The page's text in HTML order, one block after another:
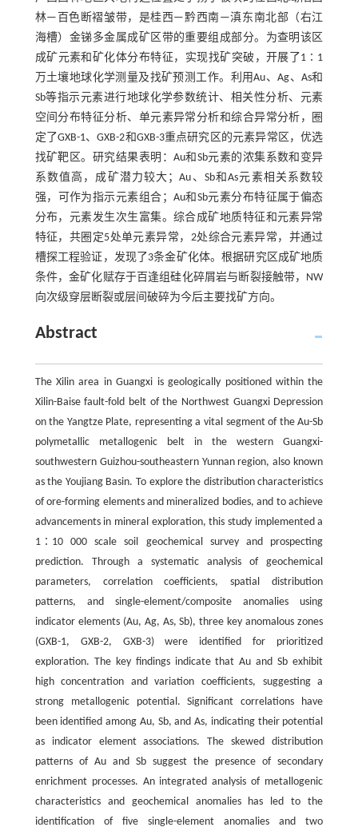
林—百色断褶皱带，是桂西—黔西南—滇东南北部（右江
海槽）金锑多金属成矿区带的重要组成部分。为查明该区
成矿元素和矿化体分布特征，实现找矿突破，开展了1∶1
万土壤地球化学测量及找矿预测工作。利用Au、Ag、As和
Sb等指示元素进行地球化学参数统计、相关性分析、元素
空间分布特征分析、单元素异常分析和综合异常分析，圈
定了GXB-1、GXB-2和GXB-3重点研究区的元素异常区，优选
找矿靶区。研究结果表明：Au和Sb元素的浓集系数和变异
系数值高，成矿潜力较大；Au、Sb和As元素相关系数较
强，可作为指示元素组合；Au和Sb元素分布特征属于偏态
分布，元素发生次生富集。综合成矿地质特征和元素异常
特征，共圈定5处单元素异常，2处综合元素异常，并通过
槽探工程验证，发现了3条金矿化体。根据研究区成矿地质
条件，金矿化赋存于百逢组硅化碎屑岩与断裂接触带，NW
向次级穿层断裂或层间破碎为今后主要找矿方向。
Abstract
The Xilin area in Guangxi is geologically positioned within the
Xilin-Baise fault-fold belt of the Northwest Guangxi Depression
on the Yangtze Plate, representing a vital segment of the Au-Sb
polymetallic metallogenic belt in the western Guangxi-
southwestern Guizhou-southeastern Yunnan region, also known
as the Youjiang Basin. To explore the distribution characteristics
of ore-forming elements and mineralized bodies, and to achieve
advancements in mineral exploration, this study implemented a
1∶10 000 scale soil geochemical survey and prospecting
prediction. Through a systematic analysis of geochemical
parameters, correlation coefficients, spatial distribution
patterns, and single-element/composite anomalies using
indicator elements (Au, Ag, As, Sb), three key anomalous zones
(GXB-1, GXB-2, GXB-3) were identified for prioritized
exploration. The key findings indicate that Au and Sb exhibit
high concentration and variation coefficients, suggesting a
strong metallogenic potential. Significant correlations have
been identified among Au, Sb, and As, indicating their potential
as indicator element associations. The skewed distribution
patterns of Au and Sb suggest the presence of secondary
enrichment processes. An integrated analysis of metallogenic
characteristics and geochemical anomalies has led to the
identification of five single-element anomalies and two